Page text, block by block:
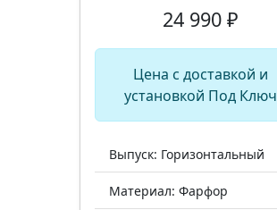
24 990 ₽
Цена с доставкой и
установкой Под Ключ
Выпуск: Горизонтальный
Материал: Фарфор